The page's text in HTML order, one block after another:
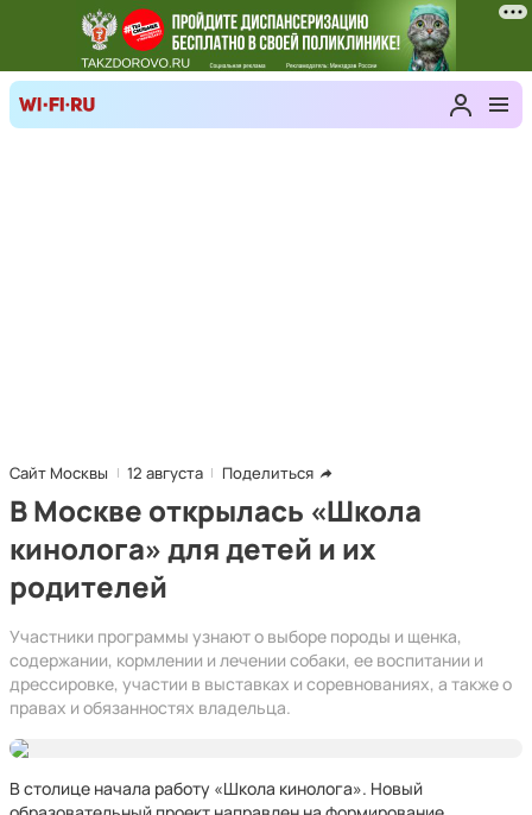
Сайт Москвы 12 августа Поделиться
В Москве открылась «Школа
кинолога» для детей и их
родителей
Участники программы узнают о выборе породы и щенка,
содержании, кормлении и лечении собаки, ее воспитании и
дрессировке, участии в выставках и соревнованиях, а также о
правах и обязанностях владельца.
В столице начала работу «Школа кинолога». Новый